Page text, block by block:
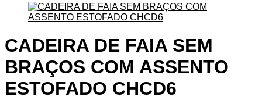
CADEIRA DE FAIA SEM
BRAÇOS COM ASSENTO
ESTOFADO CHCD6